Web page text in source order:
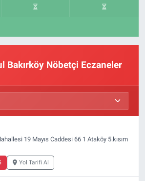
Bakırköy Nöbetçi Eczaneler
19 Mayıs Caddesi 66 1 Ataköy 5.kısım
Yol Tarifi Al